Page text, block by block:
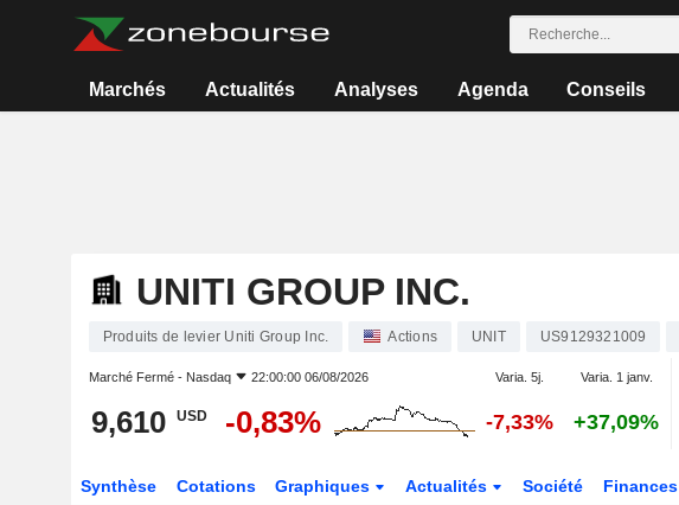
Marchés Actualités Analyses Agenda Conseils
UNITI GROUP INC.
Produits de levier Uniti Group Inc. Actions UNIT US9129321009
Marché Fermé - Nasdaq 22:00:00 06/08/2026 Varia. 5j. Varia. 1 janv.
9,610 USD -0,83% -7,33% +37,09%
Synthèse Cotations Graphiques Actualités Société Finances